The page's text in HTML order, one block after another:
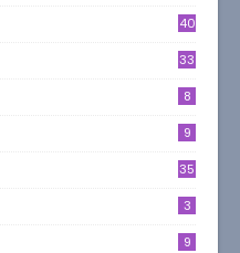
40
33
8
9
35
3
9